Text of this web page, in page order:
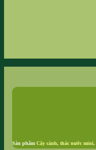
Sản phẩm Cây cảnh, thác nước mini,